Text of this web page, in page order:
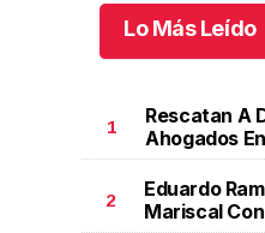
Una emotiva
emotiva jubilación
Lo Más Leído
1
Rescatan A
Ahogados
2
Eduardo
Mariscal